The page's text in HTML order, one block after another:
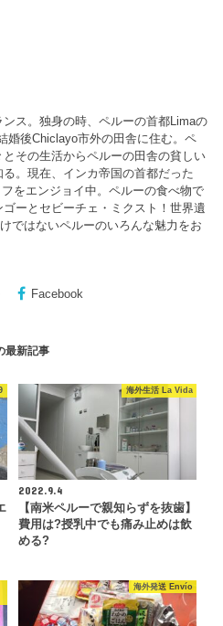
ス。独身の時、ペルーの首都Limaの
婚後Chiclayo市外の田舎に住む。ペ
とその生活からペルーの田舎の貧しい
る。現在、インカ帝国の首都だった
をエンジョイ中。ペルーの食べ物で
ーとセビーチェ・ミクスト！世界遺
ではないペルーのいろんな魅力をお
Facebook
最新記事
海外生活 La Vida
2022.9.4
【南米ペルーで親知らずを抜歯】
費用は?授乳中でも痛み止めは飲
める?
海外発送 Envío